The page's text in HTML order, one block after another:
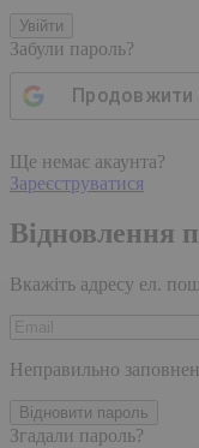
Увійти
Забули пароль?
Продовжити
Ще немає акаунта?
Зареєструватися
Відновлення
Вкажіть адресу ел.
Неправильно
Відновити пароль
Згадали пароль?